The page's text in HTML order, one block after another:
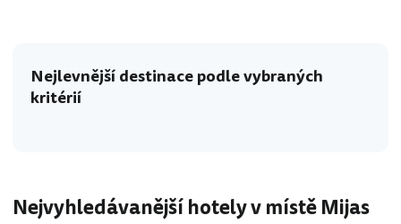
Nejlevnější destinace podle vybraných
kritérií
Nejvyhledávanější hotely v místě Mijas